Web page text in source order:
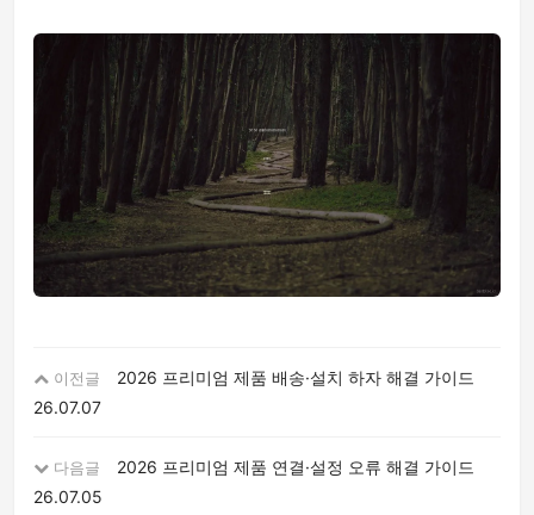
이전글
2026 프리미엄 제품 배송·설치 하자 해결 가이드
26.07.07
다음글
2026 프리미엄 제품 연결·설정 오류 해결 가이드
26.07.05